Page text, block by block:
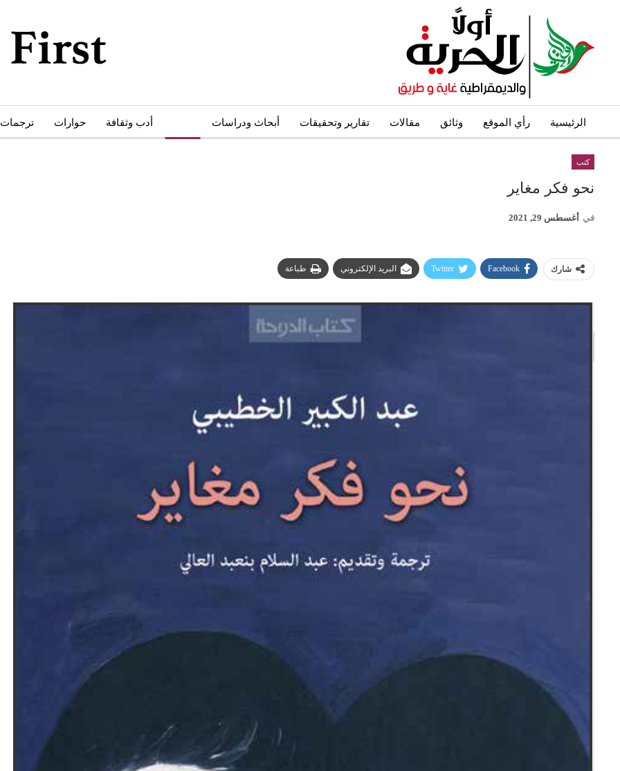
الرئيسية رأي الموقع وثائق مقالات تقارير وتحقيقات أبحاث ودراسات أدب وثقافة حوارات ترجمات
كتب
نحو فكر مغاير
في أغسطس 29, 2021
شارك Facebook
Twitter البريد الإلكتروني طباعة
نحو استراتيجيّة للمعارضة السوريّة بشأن التحديات الصّهيونيّة
قمة الرياض: أقوال تنتظر أفعالاً
تعيينات ترامب: أنت لا تجني من الشوك العنب!
ابن بطوطة عند تخوم سيبيريا!
نوفمبر 27, 2024